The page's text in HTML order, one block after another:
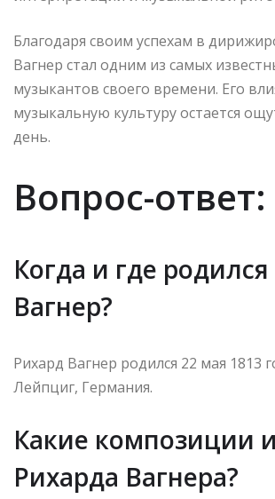
Благодаря своим успехам в
Вагнер стал одним из самых
музыкантов своего времени. Его
музыкальную культуру остается
день.
Вопрос-ответ:
Когда и где
Вагнер?
Рихард Вагнер родился 22 мая 1813
Лейпциг, Германия.
Какие композиции
Рихарда Вагнера?